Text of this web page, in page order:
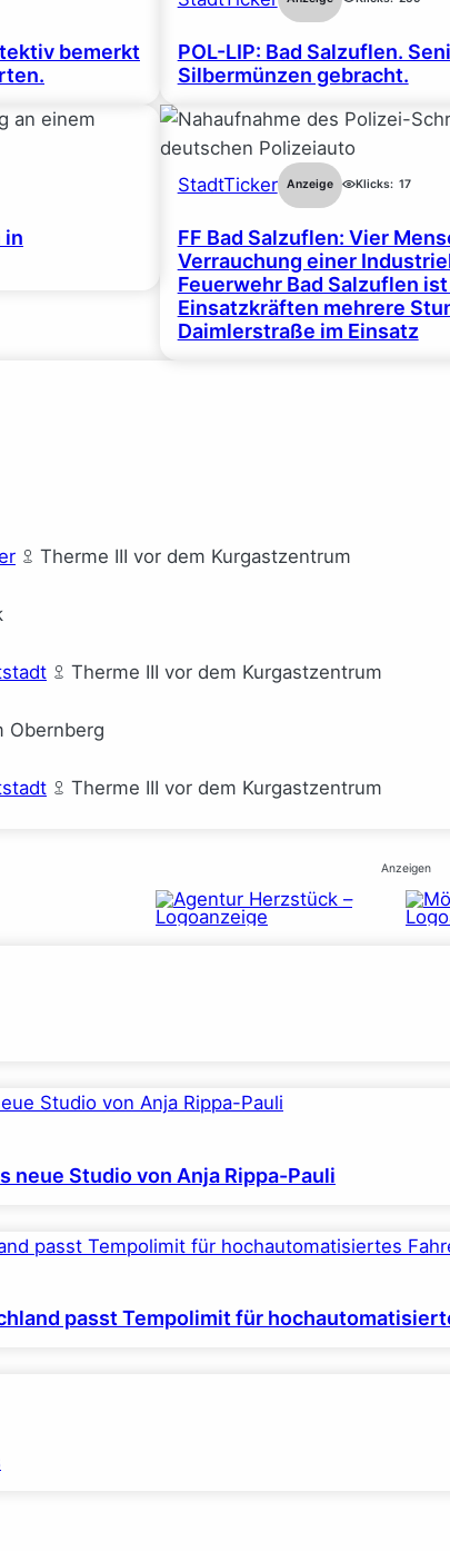
bemerkt
POL-LIP: Bad Salzuflen.
Silbermünzen gebracht.
in
StadtTicker Anzeige Klicks: 17
FF Bad Salzuflen: Vier
Verrauchung einer
Feuerwehr Bad Salzuflen
Einsatzkräften mehrere
Daimlerstraße im Einsatz
Therme III vor dem Kurgastzentrum
Therme III vor dem Kurgastzentrum
Obernberg
Therme III vor dem Kurgastzentrum
Anzeigen
neue Studio von Anja Rippa-Pauli
passt Tempolimit für